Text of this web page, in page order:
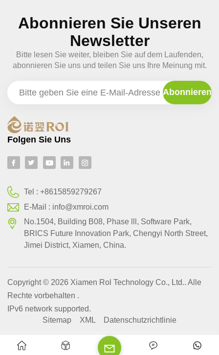
Abonnieren Sie Unseren
Newsletter
Bitte lesen Sie weiter, bleiben Sie auf dem Laufenden,
abonnieren Sie uns und teilen Sie uns Ihre Meinung mit.
Folgen Sie Uns
Tel :+8615859279267
E-Mail : info@xmroi.com
No.1504, Building B08, Phase lll, Software Park,
BRlCS Future Innovation Park, Chengyi North Street,
Jimei District, Xiamen, China.
Copyright © 2026 Xiamen Rol Technology Co., Ltd.. Alle
Rechte vorbehalten .
IPv6 network supported.
Sitemap
XML Datenschutzrichtlinie